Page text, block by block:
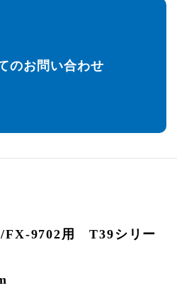
のお問い合わせ
FX-9702用 T39シリー